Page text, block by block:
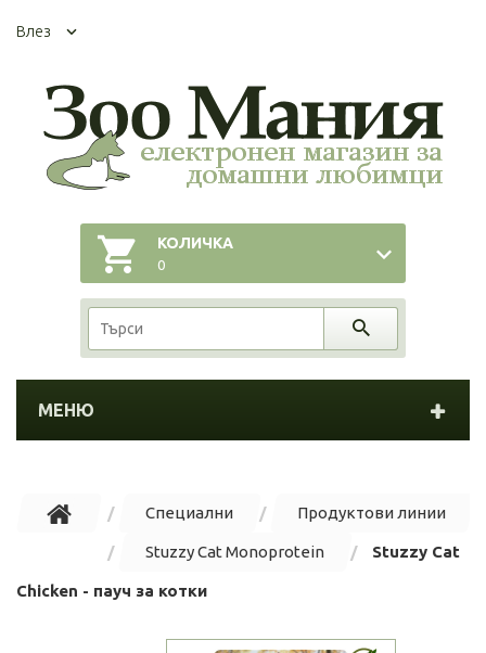
Влез
КОЛИЧКА
0
МЕНЮ
Специални Продуктови линии
Stuzzy Cat Monoprotein Stuzzy Cat
Chicken - пауч за котки